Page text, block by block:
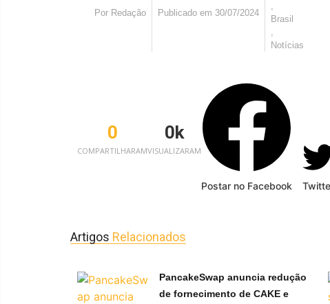
Por Redação Publicado em 30/07/2024
,
Brasil
,
Notícias
COMPARTILHARAM
0
VISUALIZARAM
0k
Postar no Facebook
Artigos Relacionados
PancakeSwap anuncia redução
de fornecimento de CAKE e